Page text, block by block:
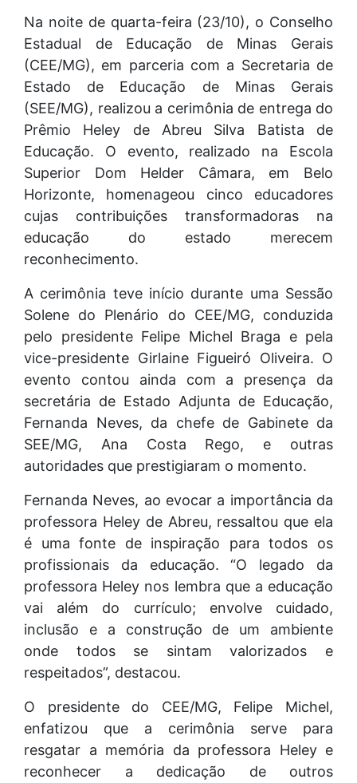
Na noite de quarta-feira (23/10), o Conselho
Estadual de Educação de Minas Gerais
(CEE/MG), em parceria com a Secretaria de
Estado de Educação de Minas Gerais
(SEE/MG), realizou a cerimônia de entrega do
Prêmio Heley de Abreu Silva Batista de
Educação. O evento, realizado na Escola
Superior Dom Helder Câmara, em Belo
Horizonte, homenageou cinco educadores
cujas contribuições transformadoras na
educação do estado merecem
reconhecimento.
A cerimônia teve início durante uma Sessão
Solene do Plenário do CEE/MG, conduzida
pelo presidente Felipe Michel Braga e pela
vice-presidente Girlaine Figueiró Oliveira. O
evento contou ainda com a presença da
secretária de Estado Adjunta de Educação,
Fernanda Neves, da chefe de Gabinete da
SEE/MG, Ana Costa Rego, e outras
autoridades que prestigiaram o momento.
Fernanda Neves, ao evocar a importância da
professora Heley de Abreu, ressaltou que ela
é uma fonte de inspiração para todos os
profissionais da educação. “O legado da
professora Heley nos lembra que a educação
vai além do currículo; envolve cuidado,
inclusão e a construção de um ambiente
onde todos se sintam valorizados e
respeitados”, destacou.
O presidente do CEE/MG, Felipe Michel,
enfatizou que a cerimônia serve para
resgatar a memória da professora Heley e
reconhecer a dedicação de outros